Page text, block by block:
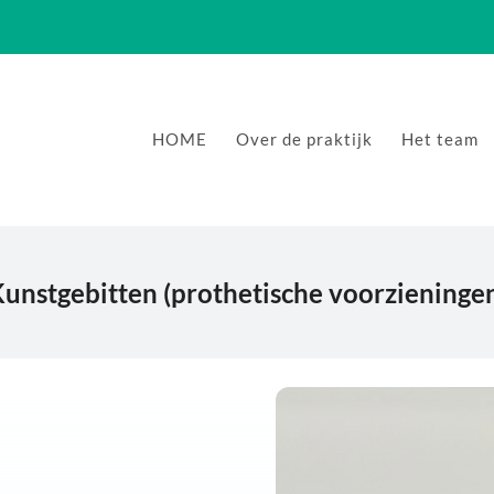
HOME Over de praktijk Het team
(prothetische